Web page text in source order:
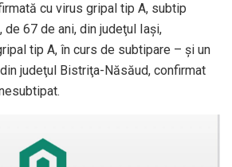
cu virus gripal tip A, subtip
67 de ani, din judeţul Iaşi,
tip A, în curs de subtipare – şi un
judeţul Bistriţa-Năsăud, confirmat